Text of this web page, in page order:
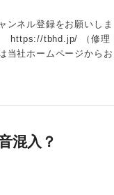
ンネル登録をお願いしま
https://tbhd.jp/ （修理
社ホームページからお
混入？